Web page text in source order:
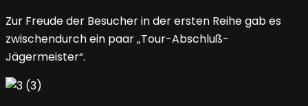
Zur Freude der Besucher in der ersten Reihe gab es
zwischendurch ein paar „Tour-Abschluß-
Jägermeister“.